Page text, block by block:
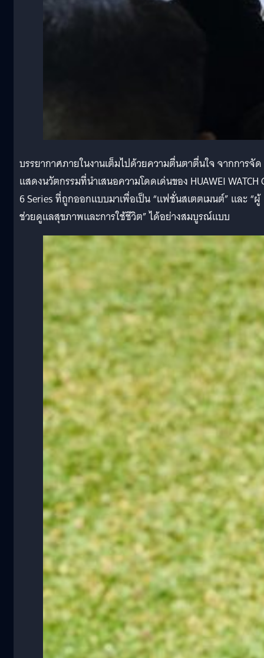
บรรยากาศภายในงานเต็มไปด้วยความตื่นตาตื่นใจ จากการจัด
แสดงนวัตกรรมที่นำเสนอความโดดเด่นของ HUAWEI WATCH
6 Series ที่ถูกออกแบบมาเพื่อเป็น “แฟชั่นสเตตเมนต์” และ “ผู้
ช่วยดูแลสุขภาพและการใช้ชีวิต” ได้อย่างสมบูรณ์แบบ